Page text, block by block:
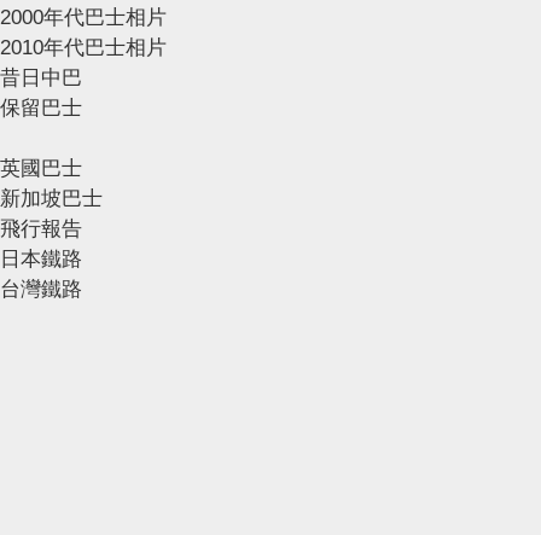
2000年代巴士相片
2010年代巴士相片
昔日中巴
保留巴士
英國巴士
新加坡巴士
飛行報告
日本鐵路
台灣鐵路